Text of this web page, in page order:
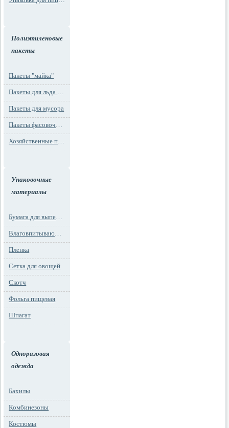
Полиэтиленовые
пакеты
Пакеты "майка"
Пакеты для льда и заморозки
Пакеты для мусора
Пакеты фасовочные
Хозяйственные пакеты
Упаковочные
материалы
Бумага для выпечки
Влаговпитывающие вкладыши
Пленка
Сетка для овощей
Скотч
Фольга пищевая
Шпагат
Одноразовая
одежда
Бахилы
Комбинезоны
Костюмы